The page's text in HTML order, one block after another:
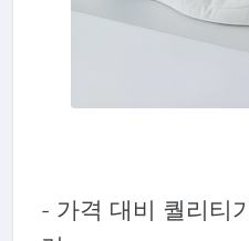
- 가격 대비 퀄리티